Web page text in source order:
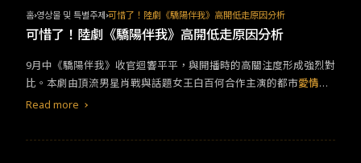
就位於最近韓國最夯的”恩平韓屋村”中進行拍攝，恩平韓屋村不同
於景福宮旁的北村，這裡是2014年新建設的韓屋村，整個韓屋村坐
還有北漢山步道及恩平步道可以走走逛逛，在寧靜的韓屋村裡還有
各式各樣韓屋咖啡廳及餐廳、美術館。 恩平韓屋村1人1杯咖啡廳1
인1잔&nbsp;(出處：心臟信號4)
홈 영상물 및 특별주제 可惜了！陸劇《驕陽伴我》高開低走原因分析
可惜了！陸劇《驕陽伴我》高開低走原因分析
9月中《驕陽伴我》收官迴響平平，與開播時的高關注度形成強烈對
比。本劇由頂流男星肖戰與話題女王白百何合作主演的都市愛情
劇。平台方十分看好此劇，愛奇藝、騰訊視頻同時上線，甚至互相
Read more